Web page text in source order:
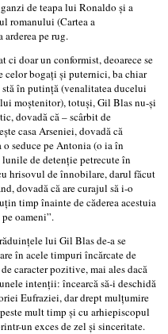
de teapa lui Ronaldo şi a
romanului (Cartea a
arderea pe rug.
ci doar un conformist, deoarece se
celor bogaţi şi puternici, ba chiar
în putinţă (venalitatea ducelui
moştenitor), totuşi, Gil Blas nu-şi
dovadă că – scârbit de
casa Arseniei, dovadă că
seduce pe Antonia (o ia în
lunile de detenţie petrecute în
hrisovul de înnobilare, darul făcut
dovadă că are curajul să i-o
timp înainte de căderea acestuia
oameni”.
lui Gil Blas de-a se
în acele timpuri încărcate de
caracter pozitive, mai ales dacă
intenţii: încearcă să-i deschidă
Eufraziei, dar drept mulţumire
mult timp şi cu arhiepiscopul
un exces de zel şi sinceritate.